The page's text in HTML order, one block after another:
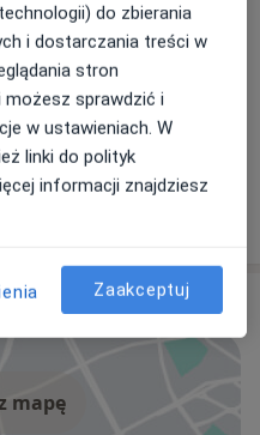
mapę
do zbierania
i dostarczania treści w
stron
możesz sprawdzić i
w ustawieniach. W
linki do polityk
informacji znajdziesz
Zaakceptuj